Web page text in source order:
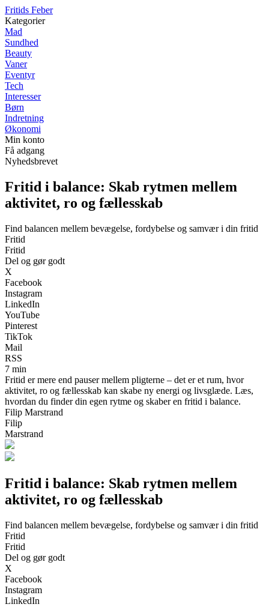
Fritids Feber
Kategorier
Mad
Sundhed
Beauty
Vaner
Eventyr
Tech
Interesser
Børn
Indretning
Økonomi
Min konto
Få adgang
Nyhedsbrevet
Fritid i balance: Skab rytmen mellem
aktivitet, ro og fællesskab
Find balancen mellem bevægelse, fordybelse og samvær i din fritid
Fritid
Fritid
Del og gør godt
X
Facebook
Instagram
LinkedIn
YouTube
Pinterest
TikTok
Mail
RSS
7 min
Fritid er mere end pauser mellem pligterne – det er et rum, hvor
aktivitet, ro og fællesskab kan skabe ny energi og livsglæde. Læs,
hvordan du finder din egen rytme og skaber en fritid i balance.
Filip Marstrand
Filip
Marstrand
Fritid i balance: Skab rytmen mellem
aktivitet, ro og fællesskab
Find balancen mellem bevægelse, fordybelse og samvær i din fritid
Fritid
Fritid
Del og gør godt
X
Facebook
Instagram
LinkedIn